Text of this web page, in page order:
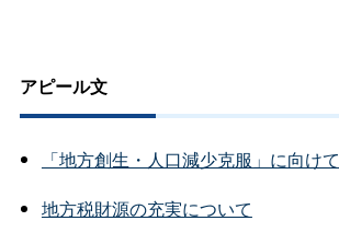
アピール文
「地方創生・人口減少克服」に向けて
地方税財源の充実について